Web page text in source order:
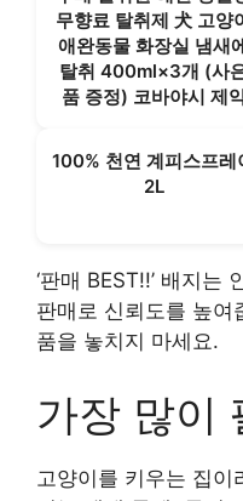
무향료 탈취제 犬 고양
애완동물 화장실 냄새
탈취 400ml×3개 (사
품 증정) 코바야시 제
100% 천연 계피스프레
2L
‘판매 BEST!!’ 배지는
판매로 신뢰도를 높여
품을 놓치지 마세요.
가장 많이
고양이를 키우는 집이